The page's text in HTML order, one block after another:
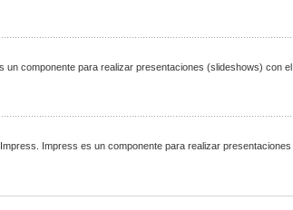
un componente para realizar presentaciones (slideshows) con el
Impress es un componente para realizar presentaciones